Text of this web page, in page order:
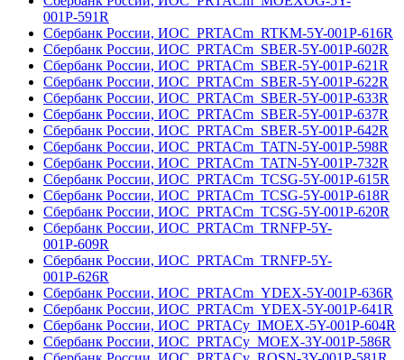
001Р-591R
Сбербанк России, ИОС_PRTACm_RTKM-5Y-001Р-616R
Сбербанк России, ИОС_PRTACm_SBER-5Y-001Р-602R
Сбербанк России, ИОС_PRTACm_SBER-5Y-001Р-621R
Сбербанк России, ИОС_PRTACm_SBER-5Y-001Р-622R
Сбербанк России, ИОС_PRTACm_SBER-5Y-001Р-633R
Сбербанк России, ИОС_PRTACm_SBER-5Y-001Р-637R
Сбербанк России, ИОС_PRTACm_SBER-5Y-001Р-642R
Сбербанк России, ИОС_PRTACm_TATN-5Y-001Р-598R
Сбербанк России, ИОС_PRTACm_TATN-5Y-001Р-732R
Сбербанк России, ИОС_PRTACm_TCSG-5Y-001Р-615R
Сбербанк России, ИОС_PRTACm_TCSG-5Y-001Р-618R
Сбербанк России, ИОС_PRTACm_TCSG-5Y-001Р-620R
Сбербанк России, ИОС_PRTACm_TRNFP-5Y-
001Р-609R
Сбербанк России, ИОС_PRTACm_TRNFP-5Y-
001Р-626R
Сбербанк России, ИОС_PRTACm_YDEX-5Y-001Р-636R
Сбербанк России, ИОС_PRTACm_YDEX-5Y-001Р-641R
Сбербанк России, ИОС_PRTACy_IMOEX-5Y-001Р-604R
Сбербанк России, ИОС_PRTACy_MOEX-3Y-001Р-586R